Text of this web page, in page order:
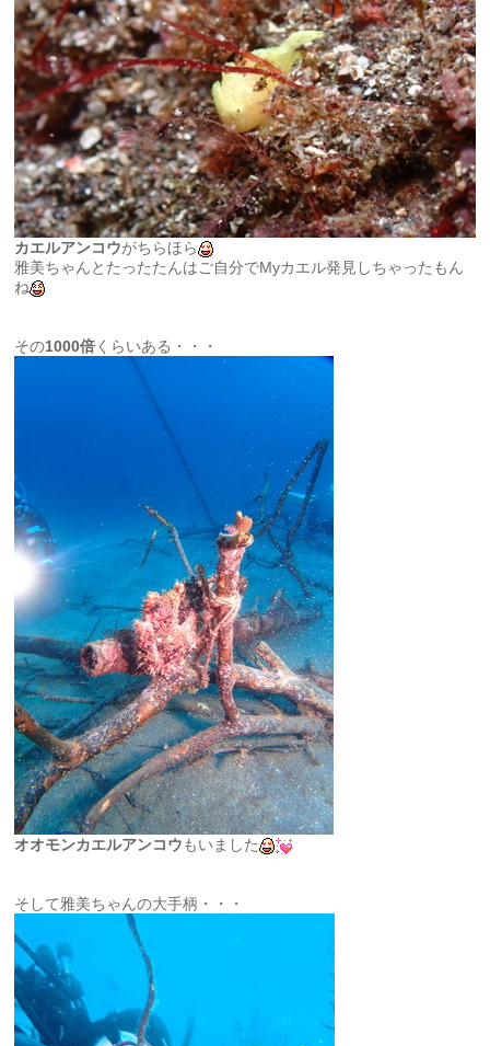
カエルアンコウがちらほら
雅美ちゃんとたったたんはご自分でMyカエル発見しちゃったもん
ね
その1000倍くらいある・・・
オオモンカエルアンコウもいました
そして雅美ちゃんの大手柄・・・